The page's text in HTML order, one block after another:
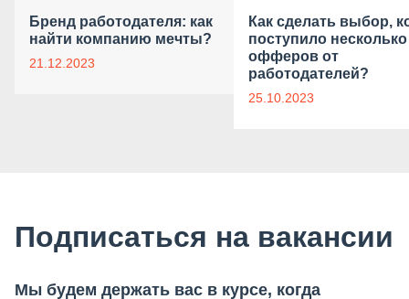
Бренд работодателя: как
найти компанию мечты?
21.12.2023
Как сделать выбор,
поступило несколько
офферов от
работодателей?
25.10.2023
Подписаться на вакансии
Мы будем держать вас в курсе, когда